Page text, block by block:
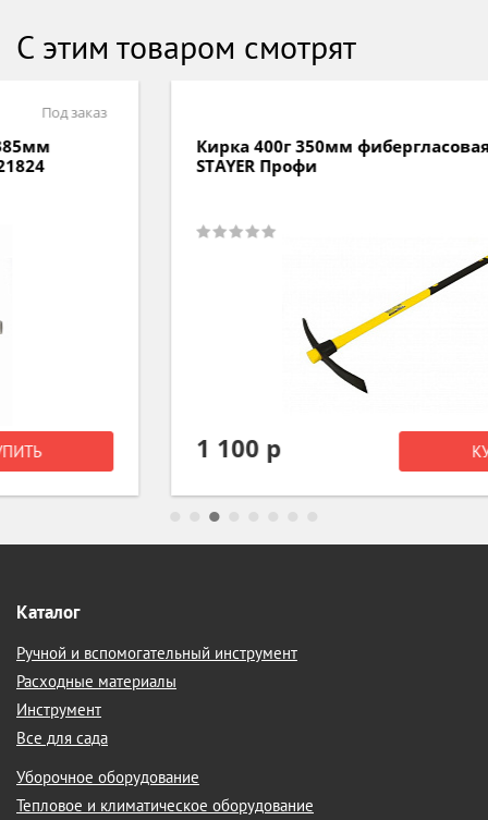
С этим товаром смотрят
Кирка 400г 350мм фибергласовая рукоятка
STAYER Профи
1 100 р
Каталог
Ручной и вспомогательный инструмент
Расходные материалы
Инструмент
Все для сада
Уборочное оборудование
Тепловое и климатическое оборудование